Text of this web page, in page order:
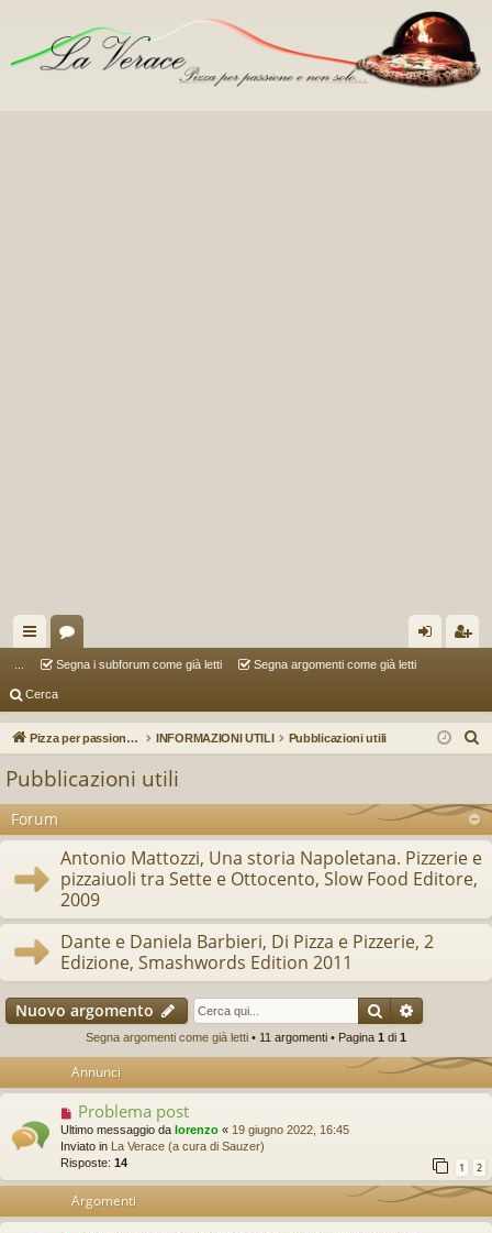
oll
eg
a
ti
ap
idi
or
iti
Segna i subforum come già letti Segna argomenti come già letti
Cerca
Pizza per passione enon solo... INFORMAZIONI UTILI Pubblicazioni utili
c
a
Pubblicazioni utili
Forum
Antonio Mattozzi, Una storia Napoletana. Pizzerie e
pizzaiuoli tra Sette e Ottocento, Slow Food Editore,
2009
Dante e Daniela Barbieri, Di Pizza e Pizzerie, 2
Edizione, Smashwords Edition 2011
Nuovo argomento Cerca
Segna argomenti come già letti • 11 argomenti • Pagina 1 di 1
Annunci
Problema post
Ultimo messaggio da lorenzo « 19 giugno 2022, 16:45
Inviato in La Verace (a cura di Sauzer)
Risposte: 14 1 2
Argomenti